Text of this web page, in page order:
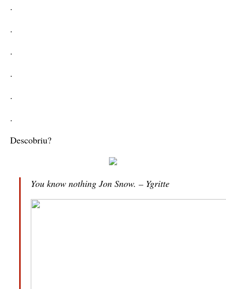
.
.
.
.
.
.
Descobriu?
You know nothing Jon Snow. – Ygritte